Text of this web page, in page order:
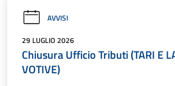
AVVISI
29 LUGLIO 2026
Chiusura Ufficio Tributi (TARI E
VOTIVE)